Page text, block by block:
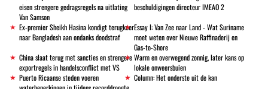
eisen strengere gedragsregels na uitlating
Van Samson
beschuldigingen directeur IMEAO 2
Ex-premier Sheikh Hasina kondigt terugkeer
naar Bangladesh aan ondanks doodstraf
Essay I: Van Zee naar Land - Wat Suriname
moet weten over Nieuwe Raffinaderij en
Gas-to-Shore
China slaat terug met sancties en strengere
exportregels in handelsconflict met VS
Warm en overwegend zonnig, later kans op
lokale onweersbuien
Puerto Ricaanse steden voeren
Column: Het onderste uit de kan